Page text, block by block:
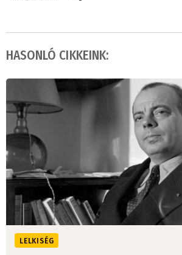
HASONLÓ CIKKEINK:
LELKISÉG